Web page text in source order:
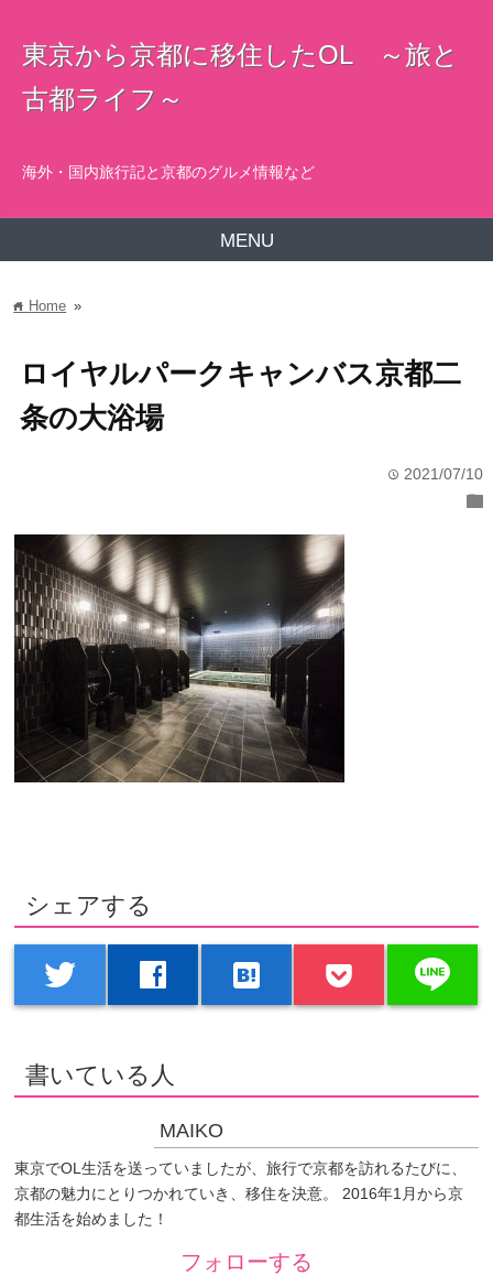
東京から京都に移住したOL ～旅と
古都ライフ～
海外・国内旅行記と京都のグルメ情報など
MENU
home Home »
ロイヤルパークキャンバス京都二
条の大浴場
time 2021/07/10
folder
シェアする
twitter facebook hatenabookmark line
書いている人
MAIKO
東京でOL生活を送っていましたが、旅行で京都を訪れるたびに、
京都の魅力にとりつかれていき、移住を決意。 2016年1月から京
都生活を始めました！
フォローする